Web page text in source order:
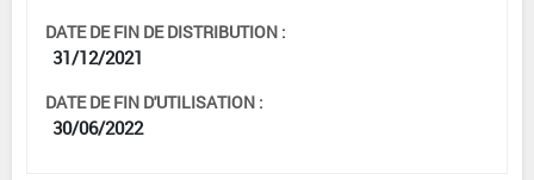
DATE DE FIN DE DISTRIBUTION :
31/12/2021
DATE DE FIN D'UTILISATION :
30/06/2022